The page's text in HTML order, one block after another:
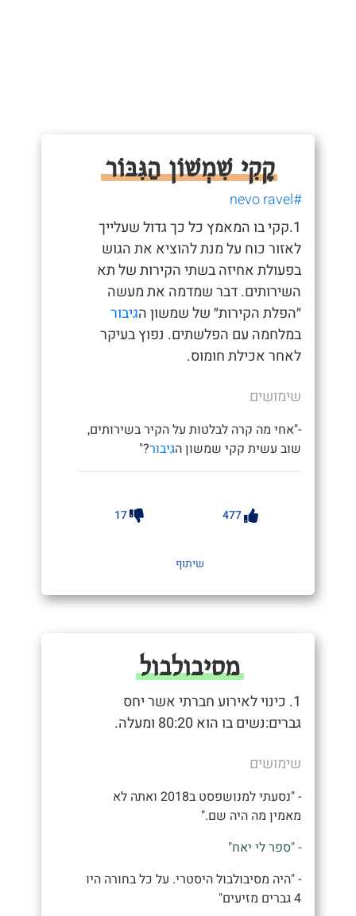
קָקִי שִׁמְשׁוֹן הַגִּבּוֹר
#nevo ravel
1.קקי בו המאמץ כל כך גדול שעלייך
לאזור כוח על מנת להוציא את הגוש
בפעולת אחיזה בשתי הקירות של תא
השירותים. דבר שמדמה את מעשה
״הפלת הקירות״ של שמשון הגיבור
במלחמה עם הפלשתים. נפוץ בעיקר
לאחר אכילת חומוס.
שימושים
-"אחי מה קרה לבלטות על הקיר בשירותים,
שוב עשית קקי שמשון הגיבור?"
477
17
שיתוף
מסיבולבול
1. כינוי לאירוע חברתי אשר יחס
גברים:נשים בו הוא 80:20 ומעלה.
שימושים
- "נסעתי למנושפסט ב2018 ואתה לא
מאמין מה היה שם."
- "ספר לי יאח"
- "היה מסיבולבול היסטרי. על כל בחורה היו
4 גברים מזיעים"